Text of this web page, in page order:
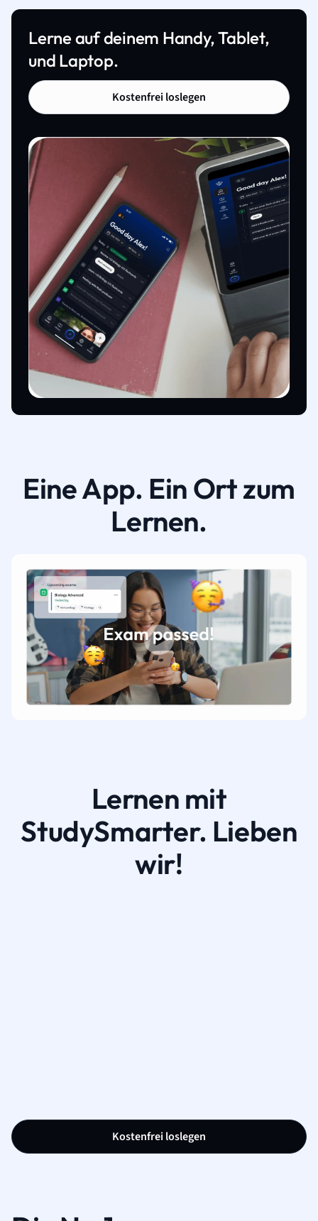
Lerne auf deinem Handy, Tablet,
und Laptop.
Kostenfrei loslegen
Eine App. Ein Ort zum
Lernen.
Lernen mit
StudySmarter. Lieben
wir!
Kostenfrei loslegen